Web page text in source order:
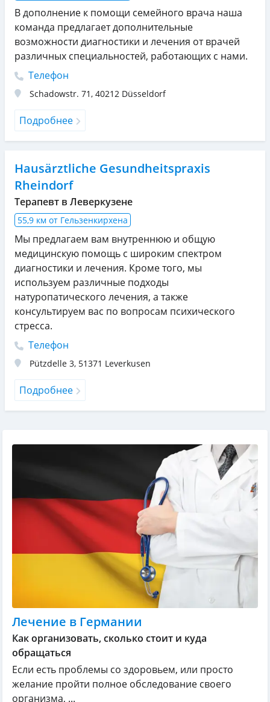
В дополнение к помощи семейного врача наша
команда предлагает дополнительные
возможности диагностики и лечения от врачей
различных специальностей, работающих с нами.
Телефон
Schadowstr. 71 , 40212 Düsseldorf
Подробнее
Hausärztliche Gesundheitspraxis
Rheindorf
Терапевт в Леверкузене
55,9 км от Гельзенкирхена
Мы предлагаем вам внутреннюю и общую
медицинскую помощь с широким спектром
диагностики и лечения. Кроме того, мы
используем различные подходы
натуропатического лечения, а также
консультируем вас по вопросам психического
стресса.
Телефон
Pützdelle 3, 51371 Leverkusen
Подробнее
Лечение в Германии
Как организовать, сколько стоит и куда
обращаться
Если есть проблемы со здоровьем, или просто
желание пройти полное обследование своего
организма, ...